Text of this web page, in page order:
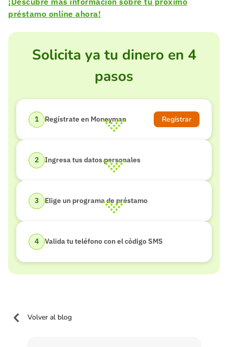
préstamo online ahora!
Solicita ya tu dinero en 4
pasos
Regístrate en Moneyman Regístrar
Ingresa tus datos personales
Elige un programa de préstamo
Valida tu teléfono con el código SMS
Volver al blog